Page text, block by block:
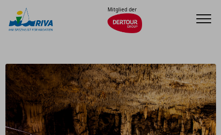
Mitglied der